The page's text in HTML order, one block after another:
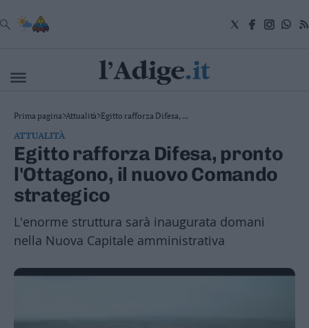
VAI
Cronaca
Attualità
Economia
Cultura
Spettacoli
Salute
e
Benessere
Montagna
Sport
Business
Prima pagina>Attualità>Egitto rafforza Difesa, ...
ATTUALITÀ
Egitto rafforza Difesa, pronto
l'Ottagono, il nuovo Comando
strategico
L'enorme struttura sarà inaugurata domani
nella Nuova Capitale amministrativa